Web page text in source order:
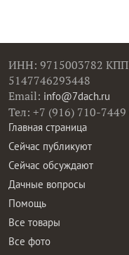
ИНН: 9715003782
5147746293448
Email: info@7dach.ru
Тел: +7 (916) 710-
Главная страница
Сейчас публикуют
Сейчас обсуждают
Дачные вопросы
Помощь
Все товары
Все фото